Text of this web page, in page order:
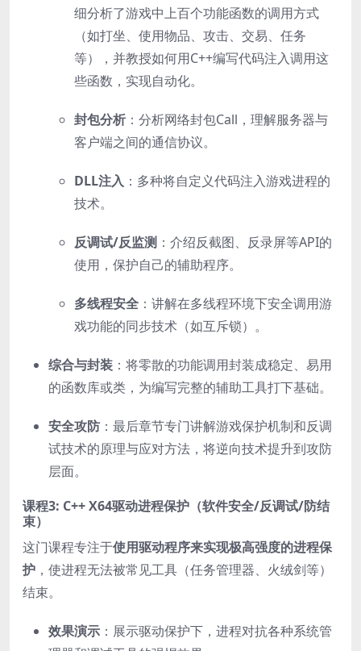
细分析了游戏中上百个功能函数的调用方式
（如打坐、使用物品、攻击、交易、任务
等），并教授如何用C++编写代码注入调用这
些函数，实现自动化。
封包分析 ：分析网络封包Call，理解服务器与
客户端之间的通信协议。
DLL注入 ：多种将自定义代码注入游戏进程的
技术。
反调试/反监测 ：介绍反截图、反录屏等API的
使用，保护自己的辅助程序。
多线程安全 ：讲解在多线程环境下安全调用游
戏功能的同步技术（如互斥锁）。
综合与封装 ：将零散的功能调用封装成稳定、易用
的函数库或类，为编写完整的辅助工具打下基础。
安全攻防 ：最后章节专门讲解游戏保护机制和反调
试技术的原理与应对方法，将逆向技术提升到攻防
层面。
课程3: C++ X64驱动进程保护（软件安全/反调试/防结
束）
这门课程专注于使用驱动程序来实现极高强度的进程保
护 ，使进程无法被常见工具（任务管理器、火绒剑等）
结束。
效果演示 ：展示驱动保护下，进程对抗各种系统管